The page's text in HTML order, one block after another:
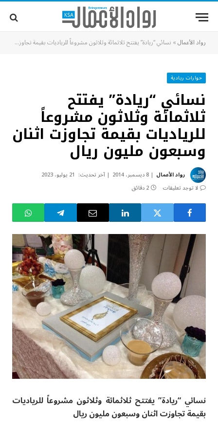
رواد الأعمال» نسائي “ريادة” يفتتح ثلاثمائة وثلاثون مشروعاً للرياديات بقيمة تجاوزت اثنان وسبعون مليون ريال
حوارات ريادية
نسائي “ريادة” يفتتح
ثلاثمائة وثلاثون مشروعاً
للرياديات بقيمة تجاوزت اثنان
وسبعون مليون ريال
رواد الأعمال 8 ديسمبر، 2014 آخر تحديث: 21 يوليو، 2023
لا توجد تعليقات
2 دقائق
نسائي “ريادة” يفتتح ثلاثمائة وثلاثون مشروعاً للرياديات
بقيمة تجاوزت اثنان وسبعون مليون ريال